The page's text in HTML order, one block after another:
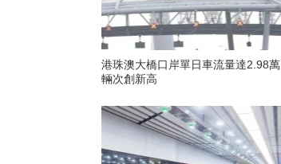
港珠澳大橋口岸單日車流量達2.98萬
輛次創新高